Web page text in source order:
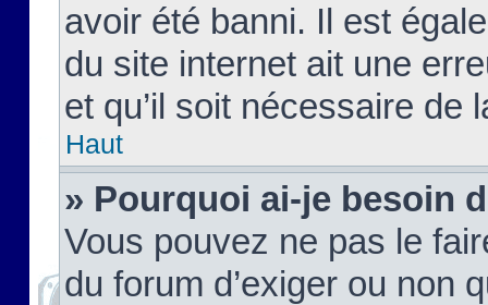
avoir été banni. Il est
du site internet ait une
et qu’il soit nécessaire de
Haut
» Pourquoi ai-je besoin
Vous pouvez ne pas le
du forum d’exiger ou non